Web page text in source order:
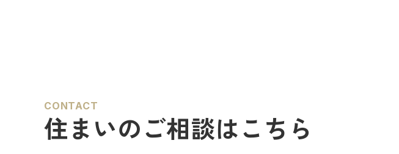
CONTACT
住まいのご相談はこちら